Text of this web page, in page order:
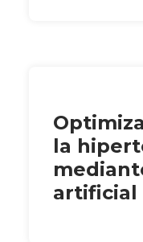
la
artificial